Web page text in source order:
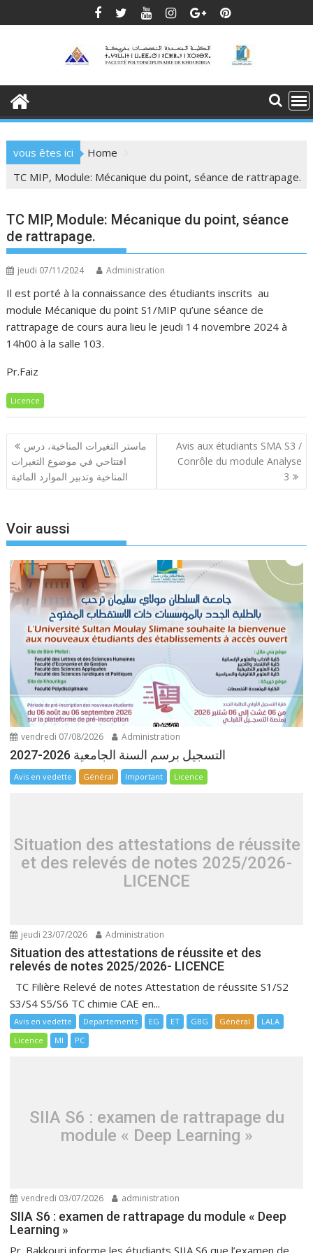
to
vous êtes ici
Home
TC MIP, Module: Mécanique du point, séance de rattrapage.
TC MIP, Module: Mécanique du point, séance
de rattrapage.
jeudi 07/11/2024 Administration
Il est porté à la connaissance des étudiants inscrits au
module Mécanique du point S1/MIP qu’une séance de
rattrapage de cours aura lieu le jeudi 14 novembre 2024 à
14h00 à la salle 103.
Pr.Faiz
Licence
Navigation
de
l’article
ماستر التغيرات المناخية، درس
افتتاحي في موضوع التغيرات
المناخية وتدبير الموارد المائية
Avis aux étudiants SMA S3 /
Conrôle du module Analyse
3
Voir aussi
vendredi 07/08/2026 Administration
التسجيل برسم السنة الجامعية 2026-2027
Avis en vedette Général Important Licence
Situation des attestations de réussite
et des relevés de notes 2025/2026-
LICENCE
jeudi 23/07/2026 Administration
Situation des attestations de réussite et des
relevés de notes 2025/2026- LICENCE
TC Filière Relevé de notes Attestation de réussite S1/S2
S3/S4 S5/S6 TC chimie CAE en...
Avis en vedette Departements EG ET GBG Général
LALA
Licence
MI PC
SIIA S6 : examen de rattrapage du
module « Deep Learning »
vendredi 03/07/2026 administration
SIIA S6 : examen de rattrapage du module « Deep
Learning »